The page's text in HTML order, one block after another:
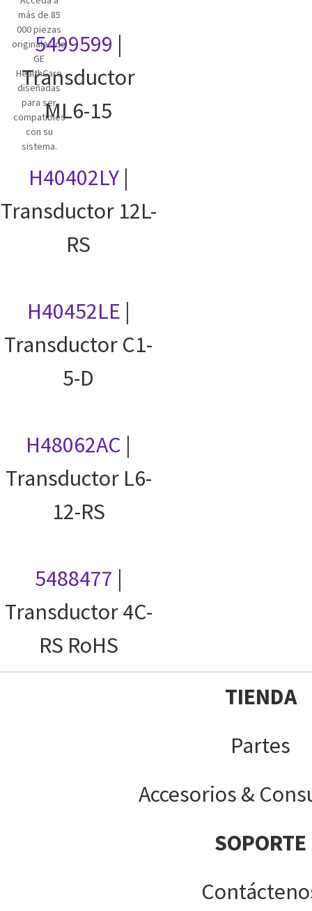
más de 85
000 piezas
originales de
GE
HealthCare
diseñadas
para ser
compatibles
con su
sistema.
5499599 |
Transductor
ML6-15
H40402LY|
Transductor 12L-
RS
H40452LE |
Transductor C1-
5-D
H48062AC |
Transductor L6-
12-RS
5488477 |
Transductor 4C-
RS RoHS
TIENDA
Partes
Accesorios &
SOPORTE